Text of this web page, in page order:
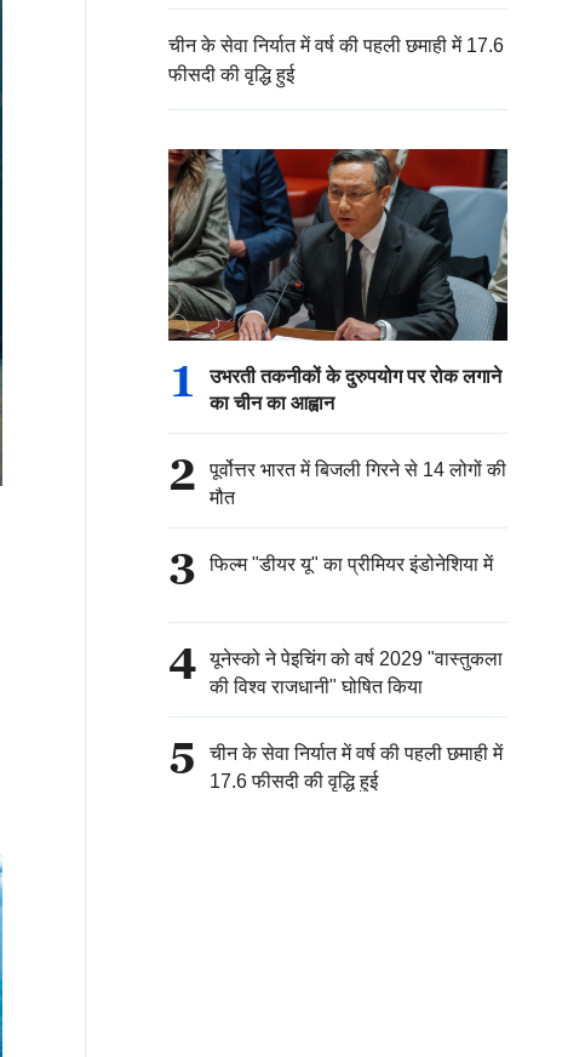
चीन के सेवा निर्यात में वर्ष की पहली छमाही में 17.6
फीसदी की वृद्धि हुई
1
उभरती तकनीकों के दुरुपयोग पर रोक लगाने
का चीन का आह्वान
2
पूर्वोत्तर भारत में बिजली गिरने से 14 लोगों की
मौत
3 फिल्म "डीयर यू" का प्रीमियर इंडोनेशिया में
4
यूनेस्को ने पेइचिंग को वर्ष 2029 "वास्तुकला
की विश्व राजधानी" घोषित किया
5
चीन के सेवा निर्यात में वर्ष की पहली छमाही में
17.6 फीसदी की वृद्धि हुई